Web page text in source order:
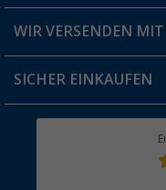
Jobs & Karriere
Versandinformationen
Rücksendung
WIR VERSENDEN MIT
SICHER EINKAUFEN